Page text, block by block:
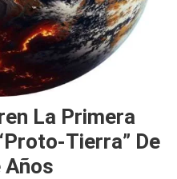
La Primera
Tierra” De
Años